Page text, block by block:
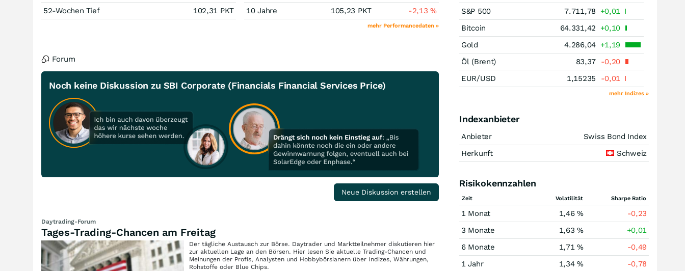
52-Wochen Tief
102,31 PKT
10 Jahre
105,23 PKT -2,13%
mehr Performancedaten »
Forum
Noch keine Diskussion zu SBI Corporate (Financials Financial Services Price)
Neue Diskussion erstellen
Daytrading-Forum
Tages-Trading-Chancen am Freitag
Der tägliche Austausch zur Börse. Daytrader und Marktteilnehmer diskutieren hier
zur aktuellen Lage an den Börsen. Hier lesen Sie aktuelle Trading-Chancen und
Meinungen der Profis, Analysten und Hobbybörsianern über Indizes, Währungen,
Rohstoffe oder Blue Chips.
S&P 500
7.711,78
+0,01
Bitcoin
64.331,42
+0,10
Gold
4.286,04 +1,19
Öl (Brent)
83,37
-0,20
EUR/USD
1,15235 -0,01
mehr Indizes »
Indexanbieter
Anbieter
Swiss Bond Index
Herkunft
Schweiz
Risikokennzahlen
Zeit Volatilität Sharpe Ratio
1 Monat 1,46 %
-0,23
3 Monate
1,63 %
+0,01
6 Monate
1,71 %
-0,49
1 Jahr
1,34 %
-0,78